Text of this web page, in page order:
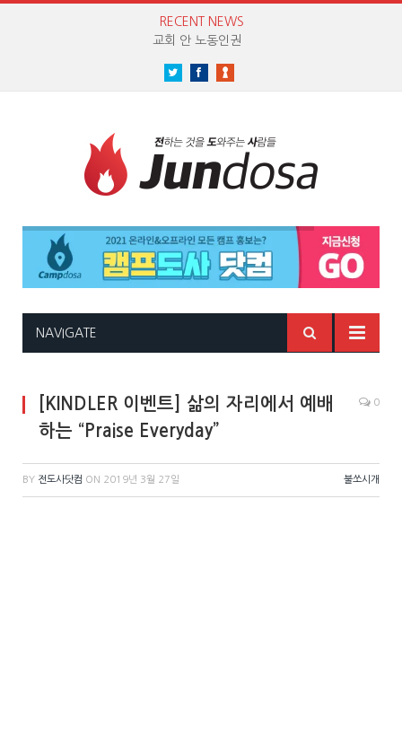
RECENT NEWS
교회 안 노동인권
TwitterFacebook
NAVIGATE
[KINDLER 이벤트] 삶의 자리에서 예배
하는 “Praise Everyday”
0
BY 전도사닷컴 ON 2019년 3월 27일 불쏘시개